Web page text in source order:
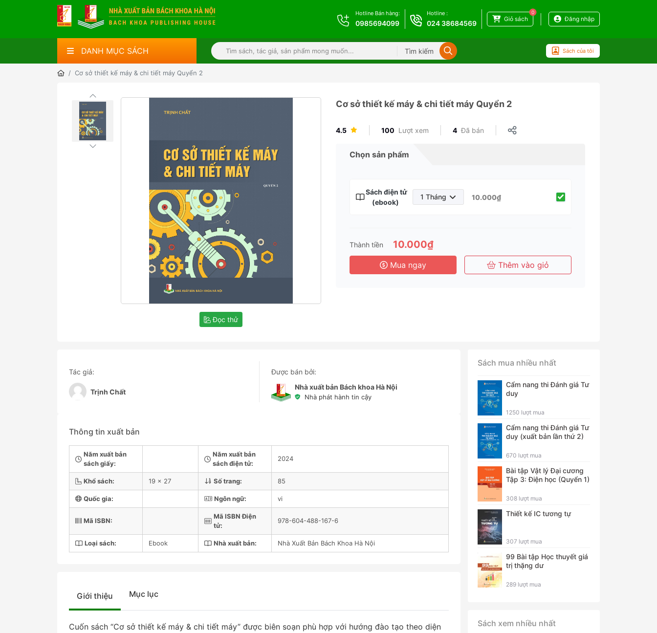
Hotline Bán hàng:
0985694099
Hotline :
024 38684569
0
Giỏ sách Đăng nhập
DANH MỤC SÁCH Tìm kiếm Sách của tôi
Cơ sở thiết kế máy & chi tiết máy Quyển 2
Đọc thử
Cơ sở thiết kế máy & chi tiết máy Quyển 2
4.5 100 Lượt xem 4 Đã bán
Chọn sản phẩm
Sách điện tử
(ebook)
1 Tháng
6 Tháng
3 Năm
10.000₫
Thành tiền 10.000₫
Mua ngay Thêm vào giỏ
Tác giả:
Trịnh Chất
Được bán bởi:
Nhà xuất bản Bách khoa Hà Nội
Nhà phát hành tin cậy
Thông tin xuất bản
Năm xuất bản
sách giấy:
Năm xuất bản
sách điện tử:
2024
Khổ sách: 19 x 27 Số trang: 85
Quốc gia: Ngôn ngữ: vi
Mã ISBN:
Mã ISBN Điện
tử:
978-604-488-167-6
Loại sách: Ebook Nhà xuất bản: Nhà Xuất Bản Bách Khoa Hà Nội
Giới thiệu Mục lục
Cuốn sách “Cơ sở thiết kế máy & chi tiết máy” được biên soạn phù hợp với hướng đào tạo theo diện
Sách mua nhiều nhất
Cẩm nang thi Đánh giá Tư
duy
1250 lượt mua
Cẩm nang thi Đánh giá Tư
duy (xuất bản lần thứ 2)
670 lượt mua
Bài tập Vật lý Đại cương
Tập 3: Điện học (Quyển 1)
308 lượt mua
Thiết kế IC tương tự
307 lượt mua
99 Bài tập Học thuyết giá
trị thặng dư
289 lượt mua
Sách xem nhiều nhất